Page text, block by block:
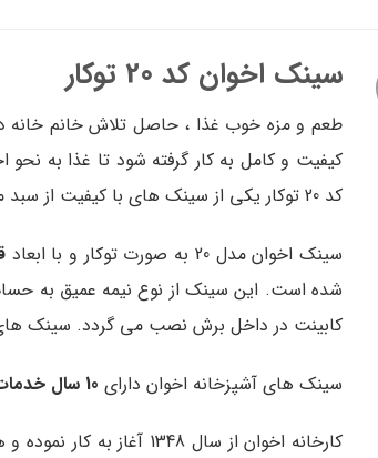
سینک اخوان کد 20 توکار
طعم و مزه خوب غذا ، حاصل تلاش خانم خانه
کیفیت و کامل به کار گرفته شود تا غذا به
کد 20 توکار یکی از سینک های با کیفیت از سبد محصولات شرکت اخوان می باشد.
سینک اخوان مدل 20 به صورت توکار و با ابعاد
شده است. این سینک از نوع نیمه عمیق به
کابینت در داخل برش نصب می گردد. سینک
سینک های آشپزخانه اخوان دارای 10 سال خدمات پس از فروش
کارخانه اخوان از سال